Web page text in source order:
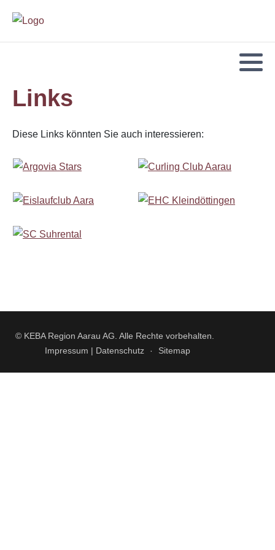
Links
Diese Links könnten Sie auch interessieren:
© KEBA Region Aarau AG. Alle Rechte vorbehalten.
Impressum | Datenschutz
Sitemap